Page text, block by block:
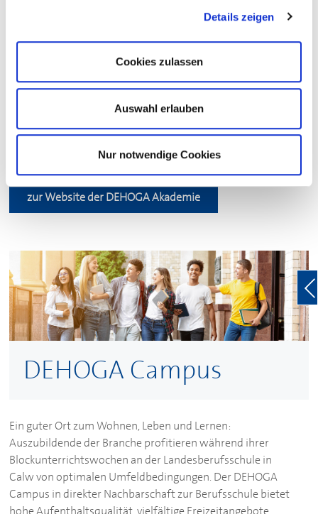
Details zeigen
Cookies zulassen
Auswahl erlauben
Nur notwendige Cookies
führenden Weiterbildungsanbieter für das Gastgewerbe
in Deutschland. Mehr als 3000 Teilnehmer pro Jahr und
mehr als 15 000 Betriebe vertrauen derDEHOGA
Akademie seit Jahrzehnten. Die hochmoderne
GastroLernwelt in Bad Überkingen verfügt über
bundesweit einzigartige Trainingsmöglichkeiten. Aber
auch online hat dieDEHOGAAkademie für Profis aus
zur Website derDEHOGAAkademie
DEHOGA Campus
Ein guter Ort zum Wohnen, Leben und Lernen:
Auszubildende der Branche profitieren während ihrer
Blockunterrichtswochen an der Landesberufsschule in
Calw von optimalen Umfeldbedingungen. DerDEHOGA
Campus in direkter Nachbarschaft zur Berufsschule bietet
hohe Aufenthaltsqualität, vielfältige Freizeitangebote